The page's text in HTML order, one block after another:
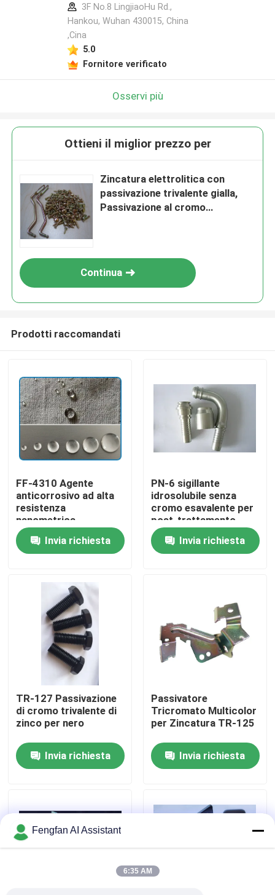
Casa.
Video
Chi Siamo
Visita alla fabbrica
Contattaci
Notizie
Chiedi un preventivo
3F No.8 LingjiaoHu Rd.,
Hankou, Wuhan 430015, China
,Cina
5.0
Fornitore verificato
Osservi più
Ottieni il miglior prezzo per
Zincatura elettrolitica con
passivazione trivalente gialla,
Passivazione al cromo
Continua
Prodotti raccomandati
FF-4310 Agente
anticorrosivo ad alta
resistenza
nanometrica
Invia richiesta
PN-6 sigillante
idrosolubile senza
cromo esavalente per
post-trattamento
ecologico
Invia richiesta
TR-127 Passivazione
di cromo trivalente di
zinco per nero
Invia richiesta
Passivatore
Tricromato Multicolor
per Zincatura TR-125
Invia richiesta
Fengfan AI Assistant
6:35 AM